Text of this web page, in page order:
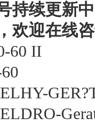
持续更新
欢迎在线咨
60 II